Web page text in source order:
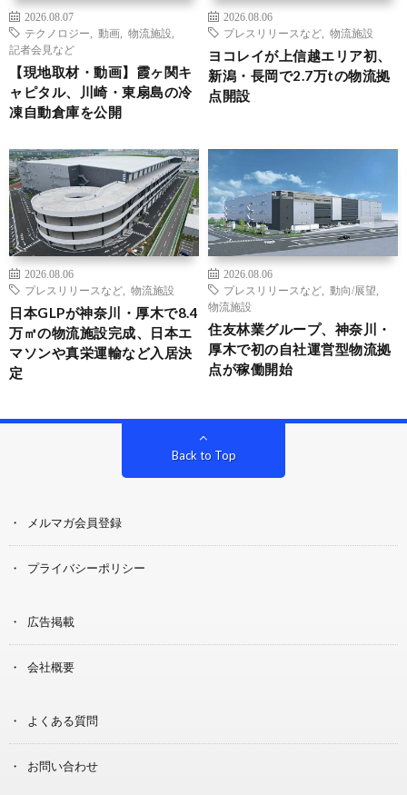
2026.08.07
テクノロジー
動画 物流施設
記者会見など
【現地取材・動画】霞ヶ関キ
ャピタル、川崎・東扇島の冷
凍自動倉庫を公開
2026.08.06
プレスリリースなど
物流施設
ヨコレイが上信越エリア初、
新潟・長岡で2.7万tの物流拠
点開設
2026.08.06
プレスリリースなど
物流施設
日本GLPが神奈川・厚木で8.4
万㎡の物流施設完成、日本エ
マソンや真栄運輸など入居決
定
2026.08.06
プレスリリースなど
動向/展望
物流施設
住友林業グループ、神奈川・
厚木で初の自社運営型物流拠
点が稼働開始
Back to Top
メルマガ会員登録
プライバシーポリシー
広告掲載
会社概要
よくある質問
お問い合わせ